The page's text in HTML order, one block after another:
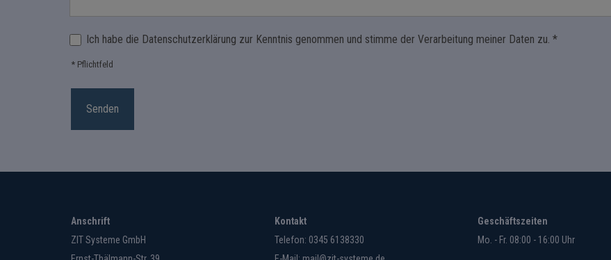
Ich habe die Datenschutzerklärung zur Kenntnis genommen und stimme der Verarbeitung meiner Daten zu. *
* Pflichtfeld
Anschrift
ZIT Systeme GmbH
Kontakt
Telefon: 0345 6138330
Geschäftszeiten
Mo. - Fr. 08:00 - 16:00 Uhr